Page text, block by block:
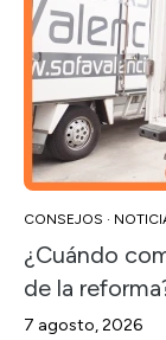
CONSEJOS ·
¿Cuándo
de la
7 agosto, 2026